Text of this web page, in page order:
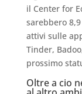
il Center for
sarebbero
attivi sulle
Tinder,
prossimo
Oltre a cio